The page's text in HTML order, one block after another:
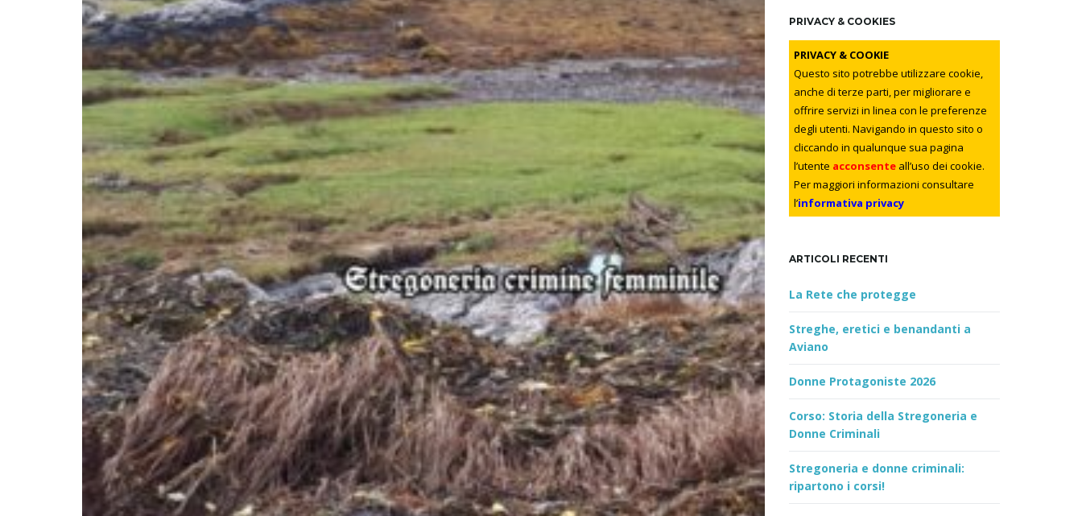
c
k
e
w
o
d
PRIVACY & COOKIES
PRIVACY & COOKIE
Questo sito potrebbe utilizzare cookie,
anche di terze parti, per migliorare e
offrire servizi in linea con le preferenze
degli utenti. Navigando in questo sito o
cliccando in qualunque sua pagina
l’utente acconsenteall’uso dei cookie.
Per maggiori informazioni consultare
l’informativa privacy
ARTICOLI RECENTI
La Rete che protegge
Streghe, eretici e benandanti a
Aviano
Donne Protagoniste 2026
Corso: Storia della Stregoneria e
Donne Criminali
Stregoneria e donne criminali:
ripartono i corsi!